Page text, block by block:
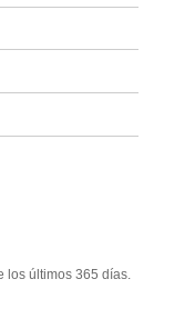
los últimos 365 días.